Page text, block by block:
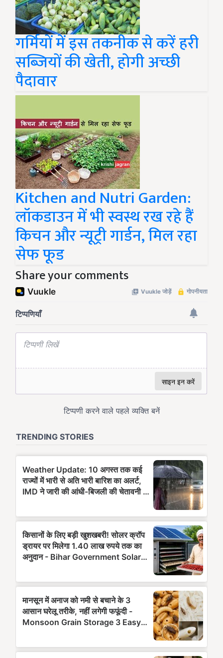
गर्मियों में इस तकनीक से करें हरी
सब्जियों की खेती, होगी अच्छी
पैदावार
Kitchen and Nutri Garden:
लॉकडाउन में भी स्वस्थ रख रहे हैं
किचन और न्यूट्री गार्डन, मिल रहा
सेफ फूड
Share your comments